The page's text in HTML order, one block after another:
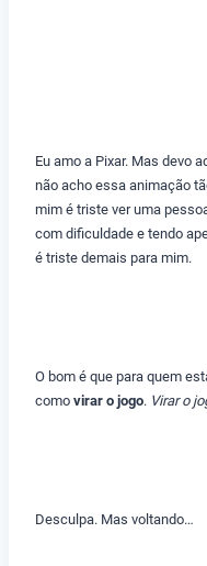
Eu amo a Pixar. Mas devo
não acho essa animação
mim é triste ver uma
com dificuldade e tendo
é triste demais para mim.
O bom é que para quem
como virar o jogo. Virar o
Desculpa. Mas voltando…